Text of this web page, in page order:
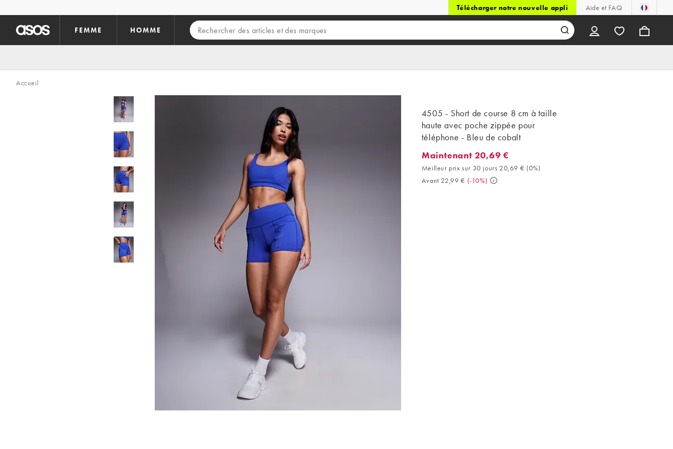
Télécharger notre nouvelle appli Aide et FAQ
FEMME HOMME
Accueil
4505 - Short de course 8 cm à taille
haute avec poche zippée pour
téléphone - Bleu de cobalt
Maintenant 20,69 €. Meilleur prix sur 30 jours 20,69 € (0%). Avant 22,99
Maintenant 20,69 €
Meilleur prix sur 30 jours 20,69 € (0%)
Avant 22,99 € (-10%)